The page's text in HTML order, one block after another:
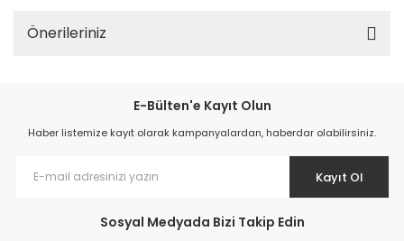
Önerileriniz
E-Bülten'e Kayıt Olun
Haber listemize kayıt olarak kampanyalardan, haberdar olabilirsiniz.
Kayıt Ol
Sosyal Medyada Bizi Takip Edin